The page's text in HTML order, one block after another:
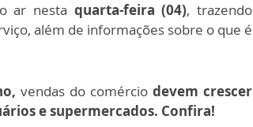
ar nesta quarta-feira (04), trazendo
além de informações sobre o que é
vendas do comérciodevem crescer
e supermercados. Confira!